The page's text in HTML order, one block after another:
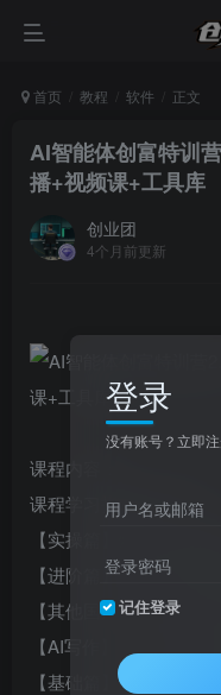
首页 教程 软件 正文
AI智能体创富特训
播+视频课+工具库
创业团
4个月前更新
课程内容：
课程学习指南!!(6小节)
【实操篇】爆款AI短视
【进阶篇】高级AI短视
【其他国产AI工具】适
【AI写作】ChatGPT基
【基础篇】主流AI工具
登录
没有账号？立即
用户名或邮箱
登录密码
记住登录